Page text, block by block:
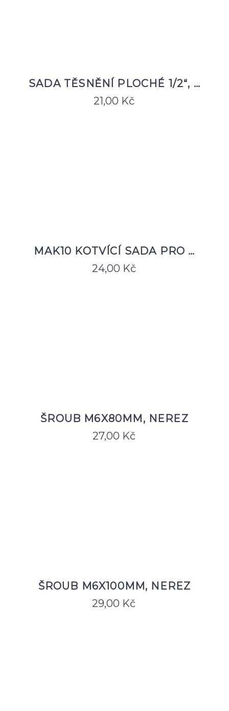
SADA TĚSNĚNÍ PLOCHÉ 1/2“, …
21,00 Kč
MAK10 KOTVÍCÍ SADA PRO …
24,00 Kč
ŠROUB M6X80MM, NEREZ
27,00 Kč
ŠROUB M6X100MM, NEREZ
29,00 Kč